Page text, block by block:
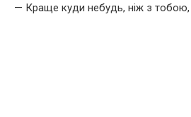
— Краще куди небудь, ніж з тобою,